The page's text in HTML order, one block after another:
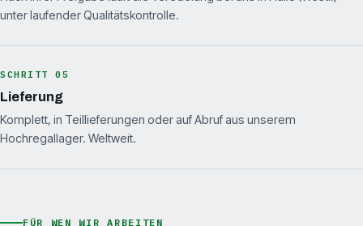
unter laufender Qualitätskontrolle.
SCHRITT 05
Lieferung
Komplett, in Teillieferungen oder auf Abruf aus unserem
Hochregallager. Weltweit.
FÜR WEN WIR ARBEITEN